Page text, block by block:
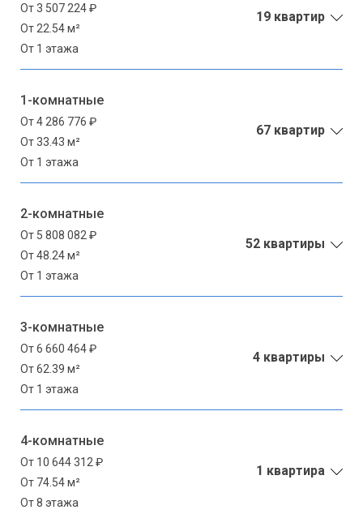
От 3 507 224 ₽
От 22.54 м²
От 1 этажа
19 квартир
1-комнатные
От 4 286 776 ₽
От 33.43 м²
От 1 этажа
67 квартир
2-комнатные
От 5 808 082 ₽
От 48.24 м²
От 1 этажа
52 квартиры
3-комнатные
От 6 660 464 ₽
От 62.39 м²
От 1 этажа
4 квартиры
4-комнатные
От 10 644 312 ₽
От 74.54 м²
От 8 этажа
1 квартира